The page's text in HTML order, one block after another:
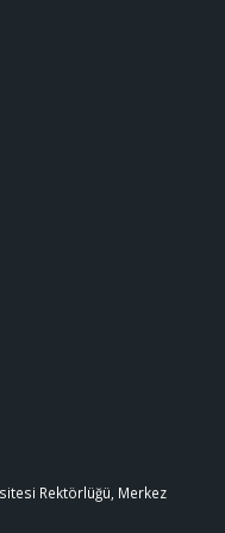
Rektörlüğü, Merkez